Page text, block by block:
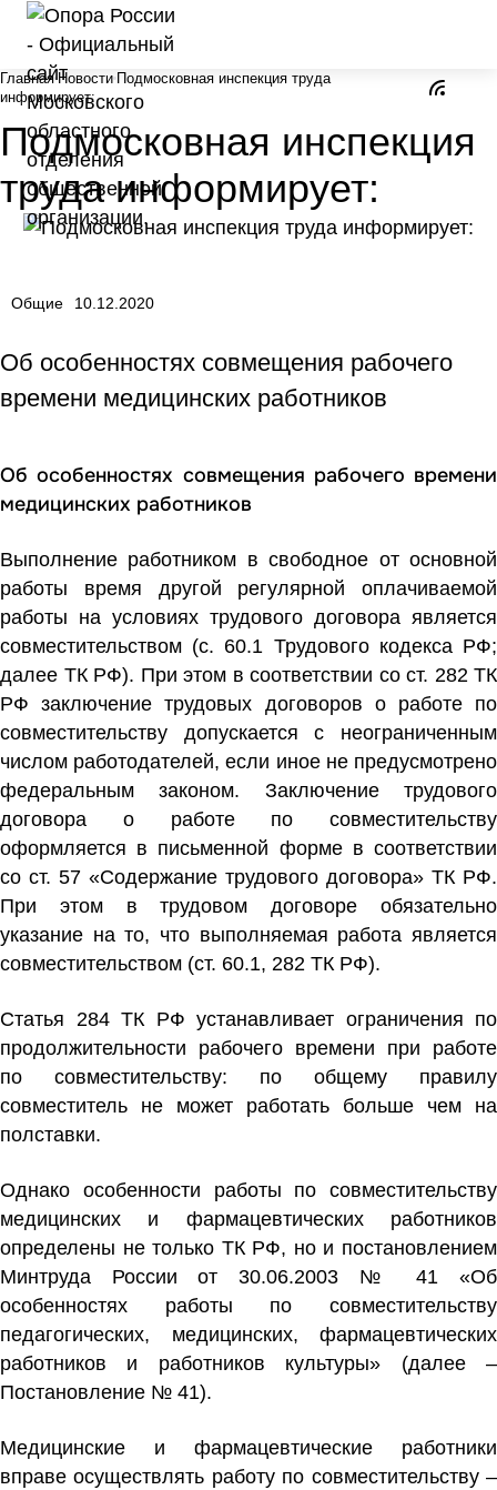
Главная Новости Подмосковная инспекция труда
информирует:
Подмосковная инспекция
труда информирует:
Общие 10.12.2020
Об особенностях совмещения рабочего
времени медицинских работников
Об особенностях совмещения рабочего времени
медицинских работников
Выполнение работником в свободное от основной
работы время другой регулярной оплачиваемой
работы на условиях трудового договора является
совместительством (с. 60.1 Трудового кодекса РФ;
далее ТК РФ). При этом в соответствии со ст. 282 ТК
РФ заключение трудовых договоров о работе по
совместительству допускается с неограниченным
числом работодателей, если иное не предусмотрено
федеральным законом. Заключение трудового
договора о работе по совместительству
оформляется в письменной форме в соответствии
со ст. 57 «Содержание трудового договора» ТК РФ.
При этом в трудовом договоре обязательно
указание на то, что выполняемая работа является
совместительством (ст. 60.1, 282 ТК РФ).
Статья 284 ТК РФ устанавливает ограничения по
продолжительности рабочего времени при работе
по совместительству: по общему правилу
совместитель не может работать больше чем на
полставки.
Однако особенности работы по совместительству
медицинских и фармацевтических работников
определены не только ТК РФ, но и постановлением
Минтруда России от 30.06.2003 № 41 «Об
особенностях работы по совместительству
педагогических, медицинских, фармацевтических
работников и работников культуры» (далее –
Постановление № 41).
Медицинские и фармацевтические работники
вправе осуществлять работу по совместительству –